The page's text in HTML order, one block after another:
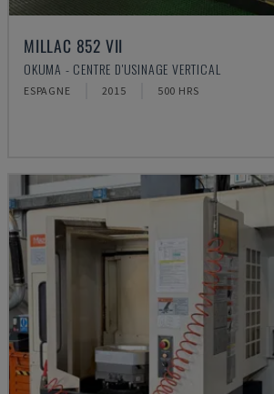
MILLAC 852 VII
OKUMA - CENTRE D'USINAGE VERTICAL
ESPAGNE 2015 500 HRS